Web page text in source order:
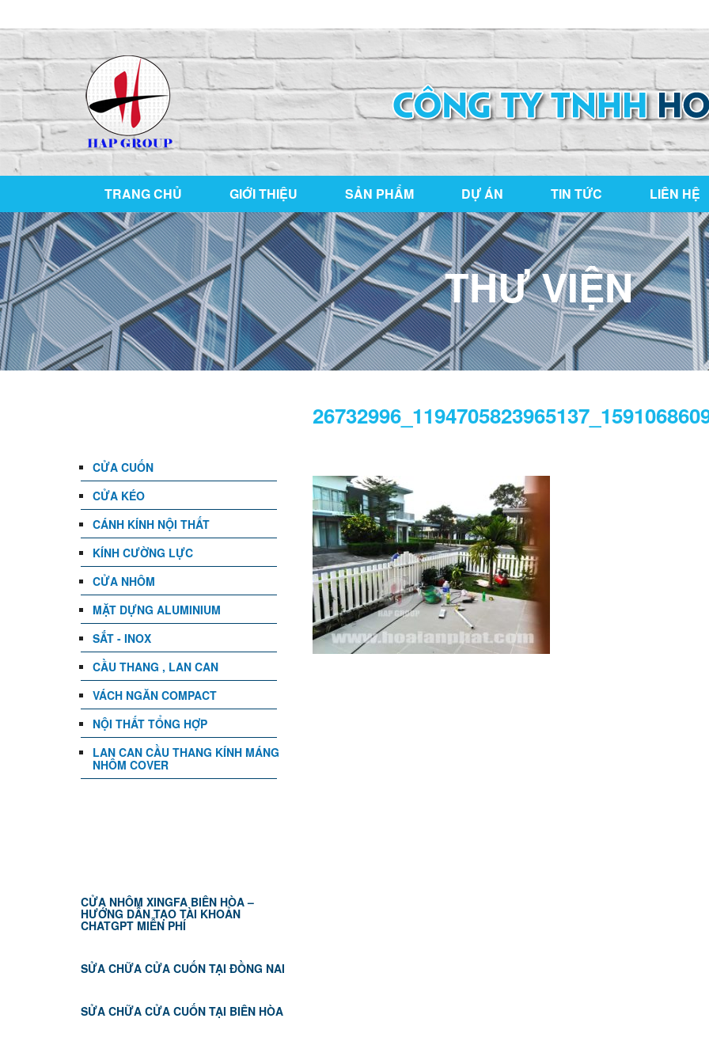
TRANG CHỦ GIỚI THIỆU SẢN PHẨM DỰ ÁN TIN TỨC LIÊN HỆ
THƯ VIỆN
CỬA CUỐN
CỬA KÉO
CÁNH KÍNH NỘI THẤT
KÍNH CƯỜNG LỰC
CỬA NHÔM
MẶT DỰNG ALUMINIUM
SẮT - INOX
CẦU THANG , LAN CAN
VÁCH NGĂN COMPACT
NỘI THẤT TỔNG HỢP
LAN CAN CẦU THANG KÍNH MÁNG
NHÔM COVER
CỬA NHÔM XINGFA BIÊN HÒA –
HƯỚNG DẪN TẠO TÀI KHOẢN
CHATGPT MIỄN PHÍ
SỬA CHỮA CỬA CUỐN TẠI ĐỒNG NAI
SỬA CHỮA CỬA CUỐN TẠI BIÊN HÒA